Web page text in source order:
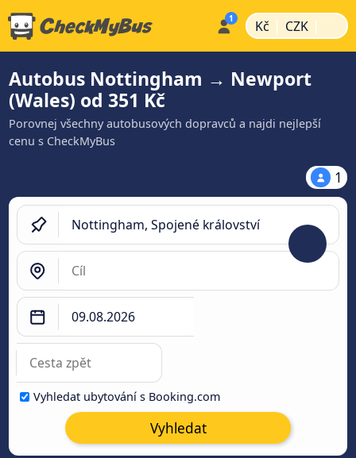
Kč | CZK |
Autobus Nottingham → Newport
(Wales) od 351 Kč
Porovnej všechny autobusových dopravců a najdi nejlepší
cenu s CheckMyBus
1
Vyhledat ubytování s Booking.com
Vyhledat